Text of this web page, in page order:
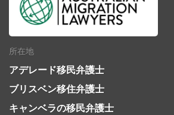
所在地
アデレード移民弁護士
ブリスベン移住弁護士
キャンベラの移民弁護士